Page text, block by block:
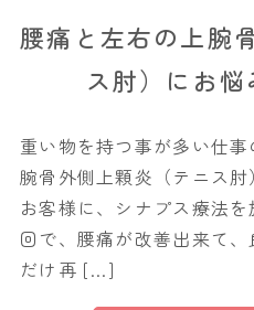
腰痛と左右の上腕
ス肘）にお
重い物を持つ事が多い仕
腕骨外側上顆炎（テニス
お客様に、シナプス療法
回で、腰痛が改善出来て
だけ再 […]